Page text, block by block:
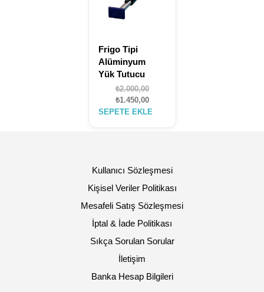
Frigo Tipi
Alüminyum
Yük Tutucu
₺2.000,00Orijinal
fiyat:
₺2.000,00.
₺1.450,00Şu
andaki
SEPETE EKLE
Kullanıcı Sözleşmesi
Kişisel Veriler Politikası
Mesafeli Satış Sözleşmesi
İptal & İade Politikası
Sıkça Sorulan Sorular
İletişim
Banka Hesap Bilgileri